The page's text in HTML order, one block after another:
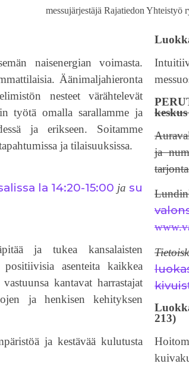
messujärjestäjä Rajatiedon Yhteistyö
naisenergian voimasta.
Äänimaljahieronta
nesteet värähtelevät
työtä omalla sarallamme ja
ja erikseen. Soitamme
ja tilaisuuksissa.
la 14:20-15:00 ja su
ja tukea kansalaisten
asenteita kaikkea
kantavat harrastajat
ja henkisen kehityksen
ja kestävää kulutusta
ja
213)